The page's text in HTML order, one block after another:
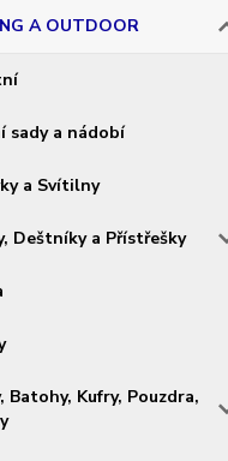
A OUTDOOR
sady a nádobí
a Svítilny
Deštníky a Přístřešky
Batohy, Kufry, Pouzdra,